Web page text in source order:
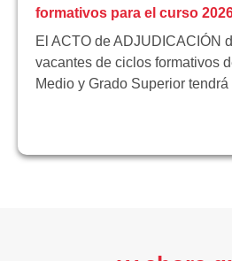
formativos para el curso
El ACTO de ADJUDICACIÓN
vacantes de ciclos formativos
Medio y Grado Superior